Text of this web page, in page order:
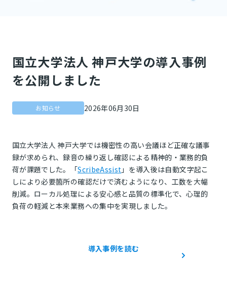
国立大学法人 神戸大学の導入事例
を公開しました
お知らせ 2026年06月30日
国立大学法人 神戸大学では機密性の高い会議ほど正確な議事
録が求められ、録音の繰り返し確認による精神的・業務的負
荷が課題でした。「ScribeAssist 」を導入後は自動文字起こ
しにより必要箇所の確認だけで済むようになり、工数を大幅
削減。ローカル処理による安心感と品質の標準化で、心理的
負荷の軽減と本来業務への集中を実現しました。
導入事例を読む